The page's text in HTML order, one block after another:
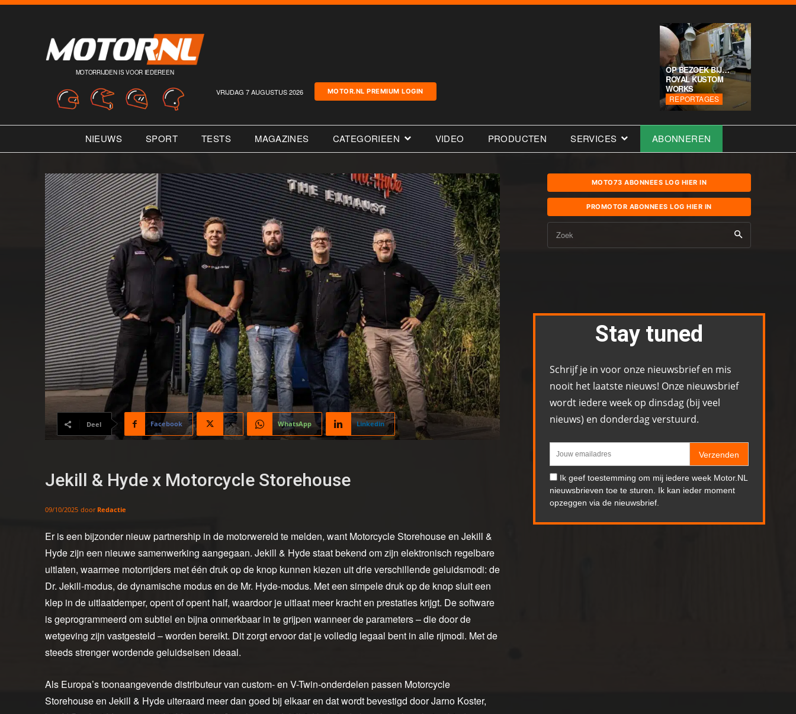
MOTORRIJDEN IS VOOR IEDEREEN
VRIJDAG 7 AUGUSTUS 2026 MOTOR.NL PREMIUM LOGIN
OP BEZOEK BIJ…
ROYAL KUSTOM
WORKS
REPORTAGES
NIEUWS SPORT TESTS MAGAZINES CATEGORIEEN VIDEO PRODUCTEN SERVICES ABONNEREN
Deel Facebook X WhatsApp Linkedin
Jekill & Hyde x Motorcycle Storehouse
09/10/2025 door Redactie
Er is een bijzonder nieuw partnership in de motorwereld te melden, want Motorcycle Storehouse en Jekill &
Hyde zijn een nieuwe samenwerking aangegaan. Jekill & Hyde staat bekend om zijn elektronisch regelbare
uitlaten, waarmee motorrijders met één druk op de knop kunnen kiezen uit drie verschillende geluidsmodi: de
Dr. Jekill-modus, de dynamische modus en de Mr. Hyde-modus. Met een simpele druk op de knop sluit een
klep in de uitlaatdemper, opent of opent half, waardoor je uitlaat meer kracht en prestaties krijgt. De software
is geprogrammeerd om subtiel en bijna onmerkbaar in te grijpen wanneer de parameters – die door de
wetgeving zijn vastgesteld – worden bereikt. Dit zorgt ervoor dat je volledig legaal bent in alle rijmodi. Met de
steeds strenger wordende geluidseisen ideaal.
Als Europa’s toonaangevende distributeur van custom- en V-Twin-onderdelen passen Motorcycle
Storehouse en Jekill & Hyde uiteraard meer dan goed bij elkaar en dat wordt bevestigd door Jarno Koster,
MOTO73 ABONNEES LOG HIER IN
PROMOTOR ABONNEES LOG HIER IN
Zoek
Stay tuned
Schrijf je in voor onze nieuwsbrief en mis
nooit het laatste nieuws! Onze nieuwsbrief
wordt iedere week op dinsdag (bij veel
nieuws) en donderdag verstuurd.
Verzenden
Ik geef toestemming om mij iedere week Motor.NL
nieuwsbrieven toe te sturen. Ik kan ieder moment
opzeggen via de nieuwsbrief.